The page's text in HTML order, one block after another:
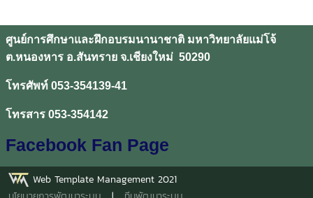
ศูนย์การศึกษาและฝึกอบรมนานาชาติ มหาวิทยาลัยแม่โจ้
ต.หนองหาร อ.สันทราย จ.เชียงใหม่ 50290
โทรศัพท์ 053-354139-41
โทรสาร 053-354142
Facebook Fan Page
Web Template Management 2021